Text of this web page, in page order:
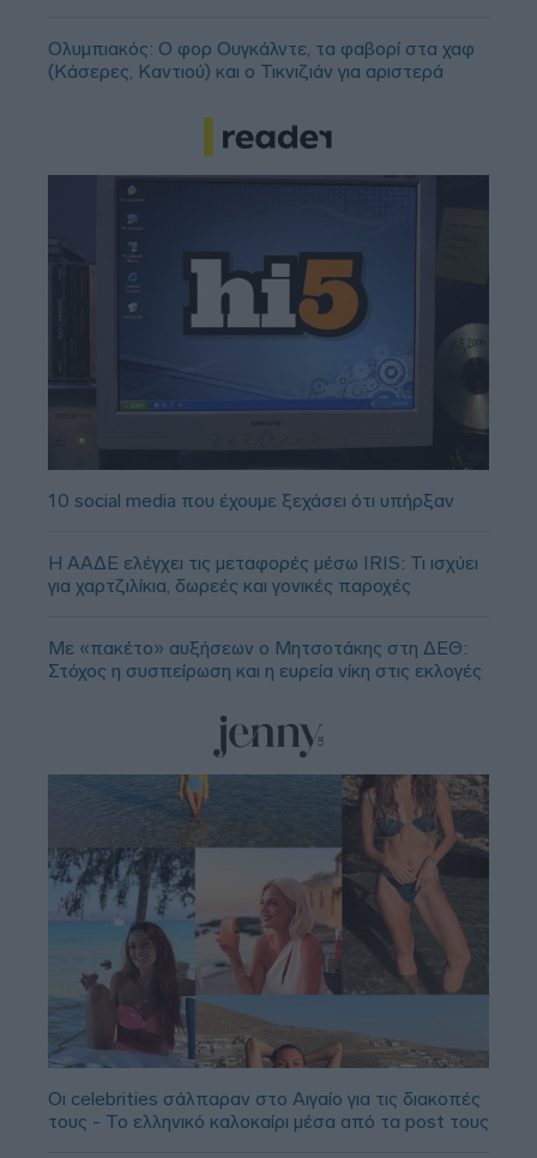
Ολυμπιακός: Ο φορ Ουγκάλντε, τα φαβορί στα χαφ
(Κάσερες, Καντιού) και ο Τικνιζιάν για αριστερά
10 social media που έχουμε ξεχάσει ότι υπήρξαν
Η ΑΑΔΕ ελέγχει τις μεταφορές μέσω IRIS: Τι ισχύει
για χαρτζιλίκια, δωρεές και γονικές παροχές
Με «πακέτο» αυξήσεων ο Μητσοτάκης στη ΔΕΘ:
Στόχος η συσπείρωση και η ευρεία νίκη στις εκλογές
Οι celebrities σάλπαραν στο Αιγαίο για τις διακοπές
τους - Το ελληνικό καλοκαίρι μέσα από τα post τους